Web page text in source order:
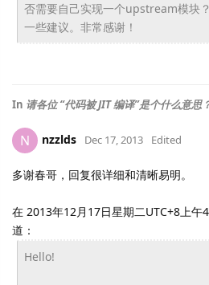
否需要自己实现一个upstream模块
一些建议。非常感谢！
In 请各位 “代码被 JIT 编译”是个什么意思
N nzzlds Dec 17, 2013 Edited
多谢春哥，回复很详细和清晰易明。
在 2013年12月17日星期二UTC+8上
道：
Hello!